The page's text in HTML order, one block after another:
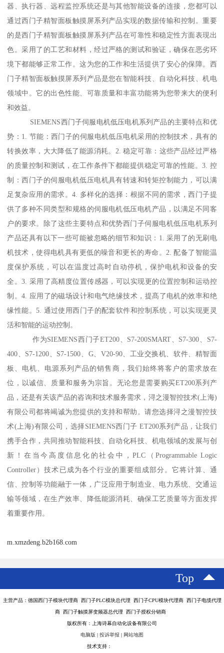
器、执行器、远程监控系统还是与其他智能设备的连接，您都可以
通过西门子精智面板触摸屏系列产品实现的数据传输和控制。重要
的是西门子精智面板触摸屏系列产品在可靠性和稳定性方面表现出
色。采用了的工艺和材料，经过严格的测试和验证，确保在恶劣环
境下都能够正常工作。这为您的工作和生活提供了安心的保障。西
门子精智面板触摸屏系列产品是您在智能科技、自动化科技、机电
领域中。它的出色性能、可靠质量和丰富功能将为您带来大的便利
和效益。
SIEMENS西门子伺服电机低压电机系列产品的主要特点和优
势：1. 节能：西门子的伺服电机低压电机采用的控制技术，具有的
转换效率，大大降低了能源消耗。2. 稳定可靠：这些产品经过严格
的质量控制和测试，在工作条件下都能提供稳定可靠的性能。3. 控
制：西门子的伺服电机低压电机具有转速和转矩控制能力，可以满
足复杂应用的需求。4. 多样化的选择：根据不同的需求，西门子提
供了多种不同类型和规格的伺服电机低压电机产品，以满足不同客
户的要求。除了这些主要特点和优势西门子伺服电机低压电机系列
产品还具有以下一些可能被忽略的细节和知识：1. 采用了的无刷电
机技术，使得电机具有更低的噪音和更长的寿命。2. 配备了智能温
度保护系统，可以在温度过高时自动停机，保护电机和设备的安
全。3. 采用了高精度位置传感器，可以实现更的位置控制和运动控
制。4. 应用了的磁场设计和电气绝缘技术，提髙了电机的效率和绝
缘性能。5. 通过使用西门子的配套软件和控制系统，可以实现更灵
活和智能的运动控制。
作为SIEMENS西门子ET200、S7-200SMART、S7-300、S7-
400、S7-1200、S7-1500、G、V20-90、工业交换机、软件、精智面
板、电机、电源系列产品的销售商，我们始终将客户的需求放在
位，以诚信、质量和服务为宗旨。无论您是需要购买ET200系列产
品，还是有关该产品的咨询和技术服务需求，浔之漫智控技术(上海)
有限公司都将竭诚为您提供的支持和帮助。请您选择浔之漫智控技
术(上海)有限公司，选择SIEMENS西门子 ET200系列产品，让我们
携手合作，共同推动智能科技、自动化科技、机电领域的发展与创
新！在当今高度信息化的社会中，PLC（Programmable Logic
Controller）技术已成为各个行业的重要组成部分。它将计算、通
信、控制等功能融于一体，广泛应用于制造业、电力系统、交通运
输等领域，在生产效率、降低能源消耗、确保工艺质量等方面发挥
着重要作用。
m.xmzdeng.b2b168.com
Top
主营产品：德国西门子模块代理商 西门子PLC模块总代理 西门子CPU模块代理商 西门子电缆代理
商 西门子触摸屏变频器总代理 西门子授权分销商
版权所有：上海诗幕自动化设备有限公司
电脑版 | 投诉举报 | 网站地图
技术支持：